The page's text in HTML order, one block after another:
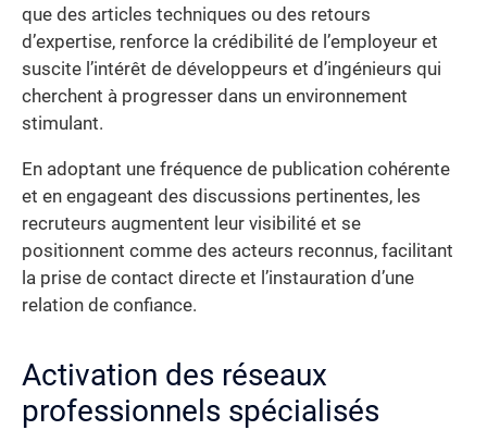
que des articles techniques ou des retours
d’expertise, renforce la crédibilité de l’employeur et
suscite l’intérêt de développeurs et d’ingénieurs qui
cherchent à progresser dans un environnement
stimulant.
En adoptant une fréquence de publication cohérente
et en engageant des discussions pertinentes, les
recruteurs augmentent leur visibilité et se
positionnent comme des acteurs reconnus, facilitant
la prise de contact directe et l’instauration d’une
relation de confiance.
Activation des réseaux
professionnels spécialisés